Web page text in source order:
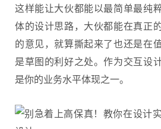
这样能让大伙都能以最简单最纯
体的设计思路，大伙都能在真正
的意见，就算撕起来了也还是在
是草图的利好之处。作为交互设
是你的业务水平体现之一。